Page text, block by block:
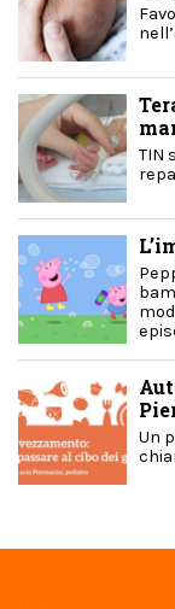
TIN
Un